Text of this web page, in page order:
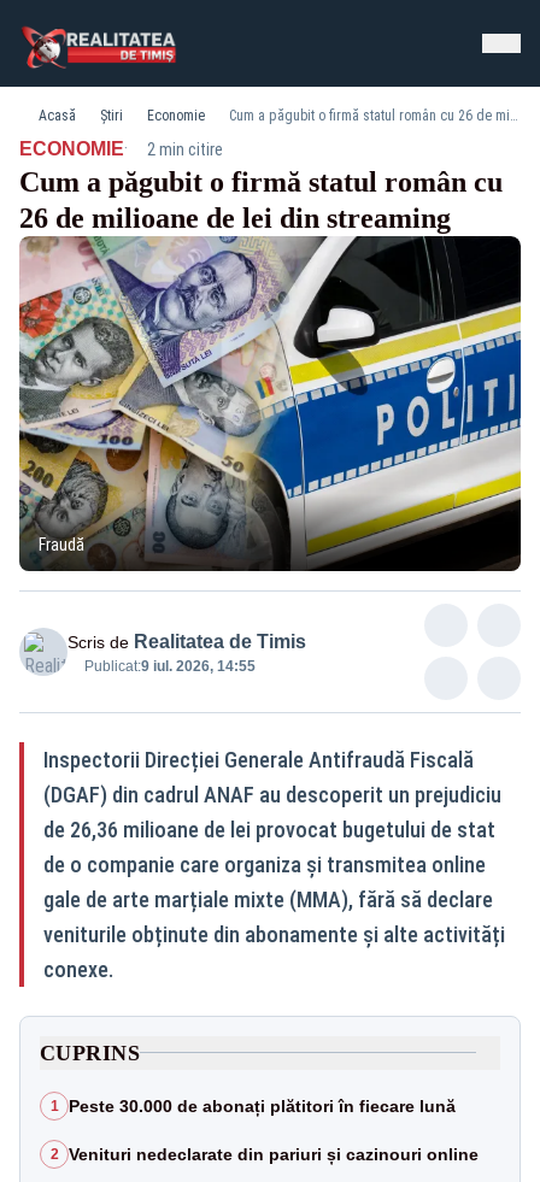
Acasă Știri Economie Cum a păgubit o firmă statul român cu 26 de milioane de lei din streaming
ECONOMIE· 2 min citire
Cum a păgubit o firmă statul român cu
26 de milioane de lei din streaming
Fraudă
Scris de Realitatea de Timis
Publicat:9 iul. 2026, 14:55
Inspectorii Direcției Generale Antifraudă Fiscală
(DGAF) din cadrul ANAF au descoperit un prejudiciu
de 26,36 milioane de lei provocat bugetului de stat
de o companie care organiza și transmitea online
gale de arte marțiale mixte (MMA), fără să declare
veniturile obținute din abonamente și alte activități
conexe.
CUPRINS
1 Peste 30.000 de abonați plătitori în fiecare lună
2 Venituri nedeclarate din pariuri și cazinouri online